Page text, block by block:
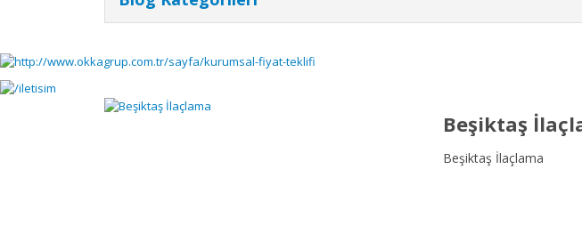
Beşiktaş
Beşiktaş İlaçlama